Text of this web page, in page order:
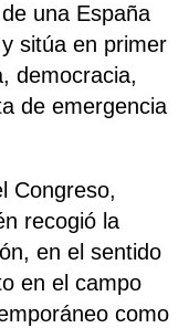
una España
sitúa en primer
democracia,
de emergencia
Congreso,
recogió la
en el sentido
en el campo
como